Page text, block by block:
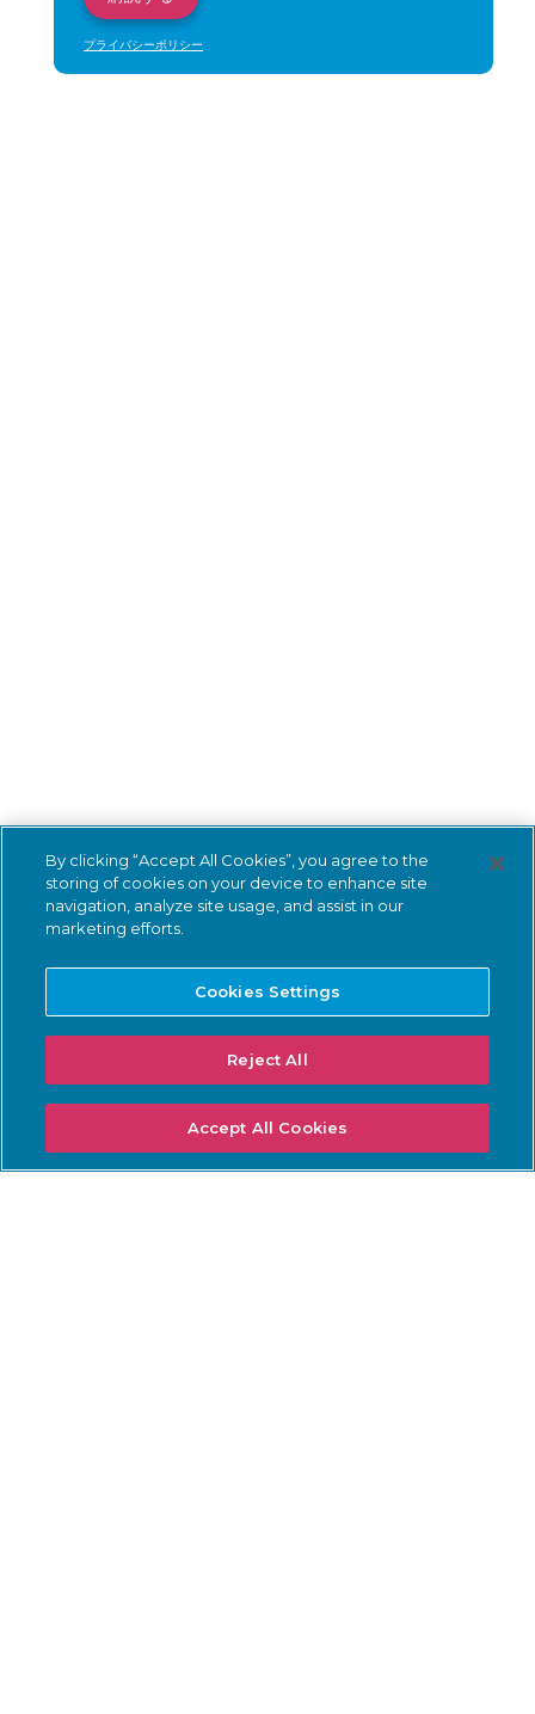
プライバシーポリシー
By clicking “Accept All Cookies”, you agree to the
storing of cookies on your device to enhance site
navigation, analyze site usage, and assist in our
marketing efforts.
Cookies Settings
Reject All
Accept All Cookies